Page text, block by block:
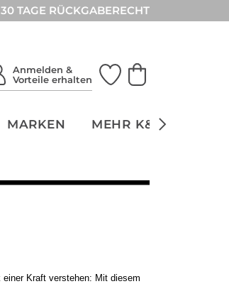
30 TAGE RÜCKGABERECHT
Anmelden &
Vorteile erhalten
MARKEN MEHR K&Ö
Kraft verstehen: Mit diesem